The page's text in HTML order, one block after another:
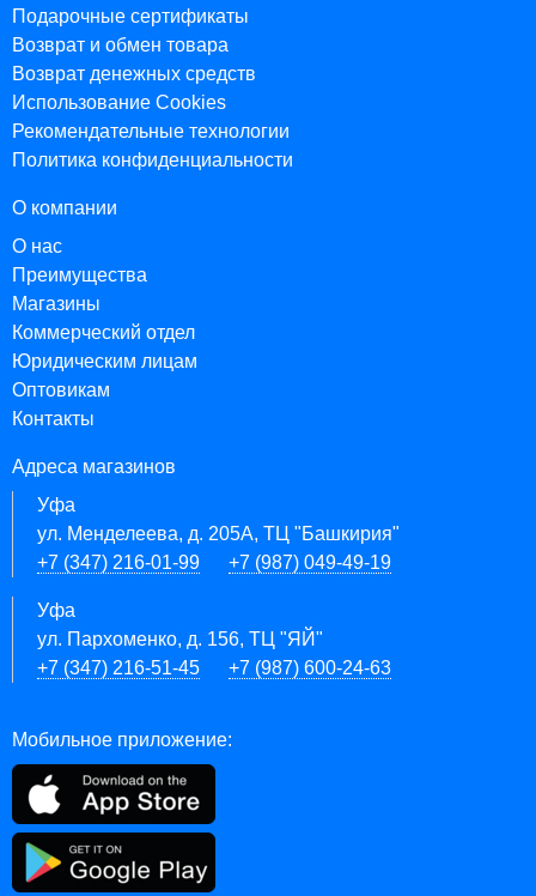
Подарочные сертификаты
Возврат и обмен товара
Возврат денежных средств
Использование Cookies
Рекомендательные технологии
Политика конфиденциальности
О компании
О нас
Преимущества
Магазины
Коммерческий отдел
Юридическим лицам
Оптовикам
Контакты
Адреса магазинов
Уфа
ул. Менделеева, д. 205А, ТЦ "Башкирия"
+7 (347) 216-01-99
+7 (987) 049-49-19
Уфа
ул. Пархоменко, д. 156, ТЦ "ЯЙ"
+7 (347) 216-51-45
+7 (987) 600-24-63
Мобильное приложение: